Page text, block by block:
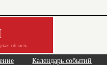
область
Календарь событий